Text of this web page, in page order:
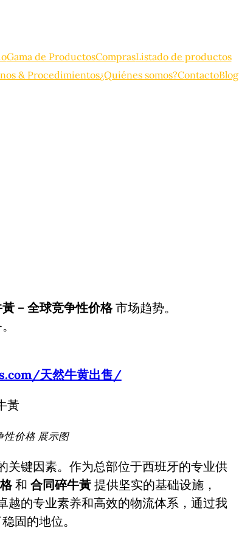
Gama de ProductosComprasListado de productos
& Procedimientos¿Quiénes somos?ContactoBlog
– 全球竞争性价格市场趋势。
天然牛黄出售/
性价格 展示图
关键因素。作为总部位于西班牙的专业供
和 合同碎牛黃 提供坚实的基础设施，
越的专业素养和高效的物流体系，通过我
固的地位。